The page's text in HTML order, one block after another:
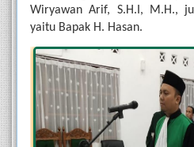
Wiryawan Arif, S.H.I, M.H.,
yaitu Bapak H. Hasan.